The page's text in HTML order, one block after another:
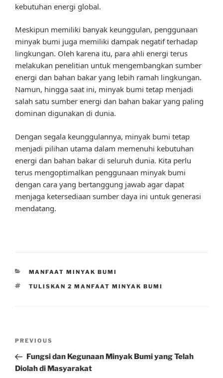
kebutuhan energi global.
Meskipun memiliki banyak keunggulan, penggunaan
minyak bumi juga memiliki dampak negatif terhadap
lingkungan. Oleh karena itu, para ahli energi terus
melakukan penelitian untuk mengembangkan sumber
energi dan bahan bakar yang lebih ramah lingkungan.
Namun, hingga saat ini, minyak bumi tetap menjadi
salah satu sumber energi dan bahan bakar yang paling
dominan digunakan di dunia.
Dengan segala keunggulannya, minyak bumi tetap
menjadi pilihan utama dalam memenuhi kebutuhan
energi dan bahan bakar di seluruh dunia. Kita perlu
terus mengoptimalkan penggunaan minyak bumi
dengan cara yang bertanggung jawab agar dapat
menjaga ketersediaan sumber daya ini untuk generasi
mendatang.
CATEGORIES
MANFAAT MINYAK BUMI
TAGS
TULISKAN 2 MANFAAT MINYAK BUMI
Previous
Post
PREVIOUS
Fungsi dan Kegunaan Minyak Bumi yang Telah
Diolah di Masyarakat